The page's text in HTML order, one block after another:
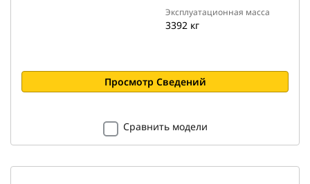
Эксплуатационная масса
3392 кг
Просмотр Сведений
Сравнить модели